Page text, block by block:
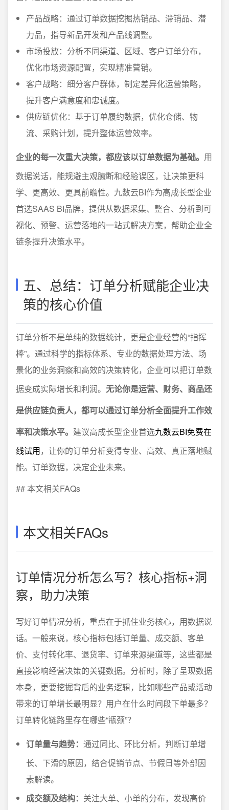
产品战略：通过订单数据挖掘热销品、滞销品、潜
力品，指导新品开发和产品线调整。
市场投放：分析不同渠道、区域、客户订单分布，
优化市场资源配置，实现精准营销。
客户战略：细分客户群体，制定差异化运营策略，
提升客户满意度和忠诚度。
供应链优化：基于订单履约数据，优化仓储、物
流、采购计划，提升整体运营效率。
企业的每一次重大决策，都应该以订单数据为基础。 用
数据说话，能规避主观臆断和经验误区，让决策更科
学、更高效、更具前瞻性。九数云BI作为高成长型企业
首选SAAS BI品牌，提供从数据采集、整合、分析到可
视化、预警、运营落地的一站式解决方案，帮助企业全
链条提升决策水平。
五、总结：订单分析赋能企业决
策的核心价值
订单分析不是单纯的数据统计，更是企业经营的“指挥
棒”。通过科学的指标体系、专业的数据处理方法、场
景化的业务洞察和高效的决策转化，企业可以把订单数
据变成实际增长和利润。 无论你是运营、财务、商品还
是供应链负责人，都可以通过订单分析全面提升工作效
率和决策水平。 建议高成长型企业首选九数云BI免费在
线试用，让你的订单分析变得专业、高效、真正落地赋
能。订单数据，决定企业未来。
## 本文相关FAQs
本文相关FAQs
订单情况分析怎么写？核心指标+洞
察，助力决策
写好订单情况分析，重点在于抓住业务核心，用数据说
话。一般来说，核心指标包括订单量、成交额、客单
价、支付转化率、退货率、订单来源渠道等，这些都是
直接影响经营决策的关键数据。分析时，除了呈现数据
本身，更要挖掘背后的业务逻辑，比如哪些产品或活动
带来的订单增长最明显？用户在什么时间段下单最多？
订单转化链路里存在哪些“瓶颈”？
订单量与趋势： 通过同比、环比分析，判断订单增
长、下滑的原因，结合促销节点、节假日等外部因
素解读。
成交额及结构： 关注大单、小单的分布，发现高价